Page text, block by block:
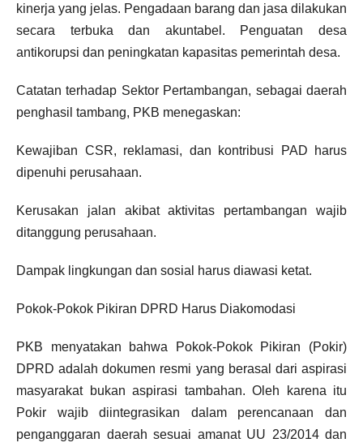
kinerja yang jelas. Pengadaan barang dan jasa dilakukan
secara terbuka dan akuntabel. Penguatan desa
antikorupsi dan peningkatan kapasitas pemerintah desa.
Catatan terhadap Sektor Pertambangan, sebagai daerah
penghasil tambang, PKB menegaskan:
Kewajiban CSR, reklamasi, dan kontribusi PAD harus
dipenuhi perusahaan.
Kerusakan jalan akibat aktivitas pertambangan wajib
ditanggung perusahaan.
Dampak lingkungan dan sosial harus diawasi ketat.
Pokok-Pokok Pikiran DPRD Harus Diakomodasi
PKB menyatakan bahwa Pokok-Pokok Pikiran (Pokir)
DPRD adalah dokumen resmi yang berasal dari aspirasi
masyarakat bukan aspirasi tambahan. Oleh karena itu
Pokir wajib diintegrasikan dalam perencanaan dan
penganggaran daerah sesuai amanat UU 23/2014 dan